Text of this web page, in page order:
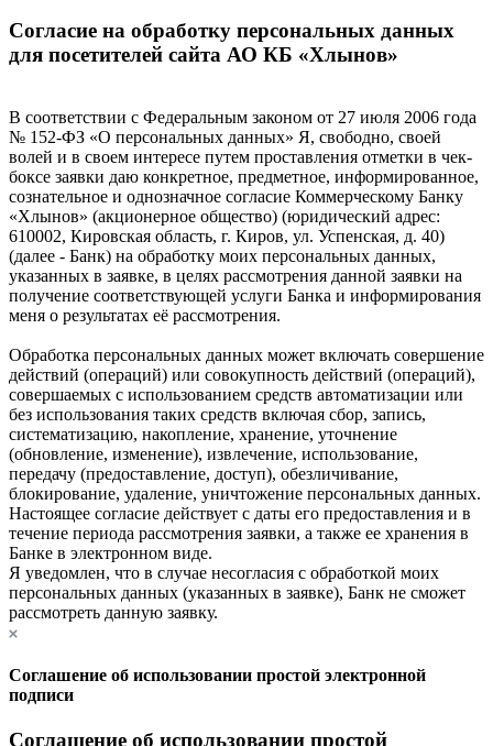
Согласие на обработку персональных данных
для посетителей сайта АО КБ «Хлынов»
В соответствии с Федеральным законом от 27 июля 2006 года
№ 152-ФЗ «О персональных данных» Я, свободно, своей
волей и в своем интересе путем проставления отметки в чек-
боксе заявки даю конкретное, предметное, информированное,
сознательное и однозначное согласие Коммерческому Банку
«Хлынов» (акционерное общество) (юридический адрес:
610002, Кировская область, г. Киров, ул. Успенская, д. 40)
(далее - Банк) на обработку моих персональных данных,
указанных в заявке, в целях рассмотрения данной заявки на
получение соответствующей услуги Банка и информирования
меня о результатах её рассмотрения.
Обработка персональных данных может включать совершение
действий (операций) или совокупность действий (операций),
совершаемых с использованием средств автоматизации или
без использования таких средств включая сбор, запись,
систематизацию, накопление, хранение, уточнение
(обновление, изменение), извлечение, использование,
передачу (предоставление, доступ), обезличивание,
блокирование, удаление, уничтожение персональных данных.
Настоящее согласие действует с даты его предоставления и в
течение периода рассмотрения заявки, а также ее хранения в
Банке в электронном виде.
Я уведомлен, что в случае несогласия с обработкой моих
персональных данных (указанных в заявке), Банк не сможет
рассмотреть данную заявку.
Соглашение об использовании простой электронной
подписи
Соглашение об использовании простой